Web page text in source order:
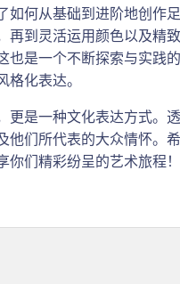
如何从基础到进阶地创作
再到灵活运用颜色以及精
也是一个不断探索与实践
化表达。
更是一种文化表达方式。
他们所代表的大众情怀。
们精彩纷呈的艺术旅程！